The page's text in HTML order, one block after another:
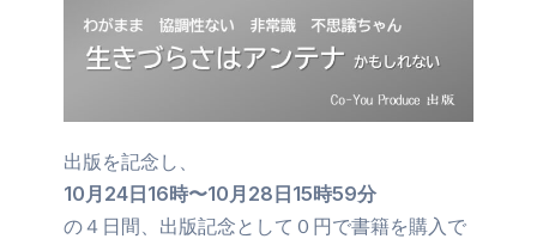
出版を記念し、
10月24日16時〜10月28日15時59分
の４日間、出版記念として０円で書籍を購入で